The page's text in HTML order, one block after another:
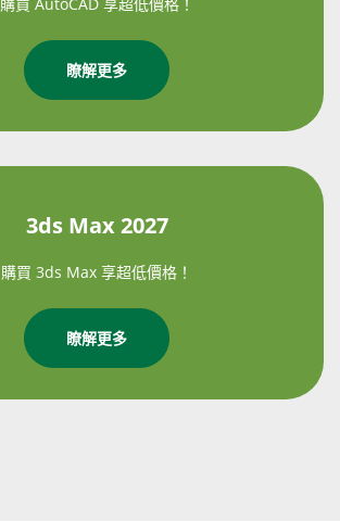
瞭解更多
3ds Max 2027
購買 3ds Max 享超低價格！
瞭解更多